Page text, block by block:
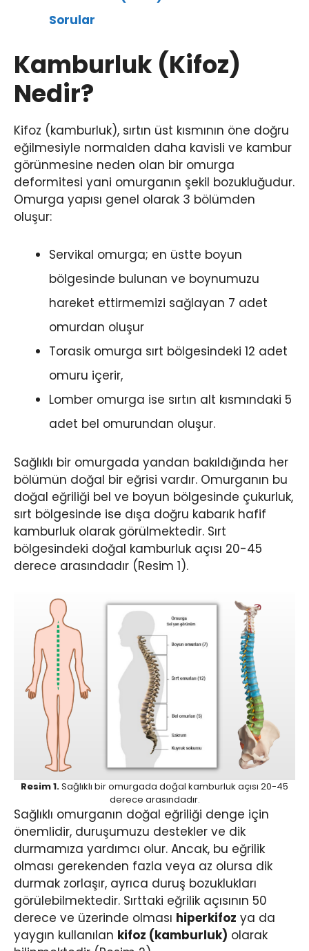
Sorular
Kamburluk (Kifoz)
Nedir?
Kifoz (kamburluk), sırtın üst kısmının öne doğru
eğilmesiyle normalden daha kavisli ve kambur
görünmesine neden olan bir omurga
deformitesi yani omurganın şekil bozukluğudur.
Omurga yapısı genel olarak 3 bölümden
oluşur:
Servikal omurga; en üstte boyun
bölgesinde bulunan ve boynumuzu
hareket ettirmemizi sağlayan 7 adet
omurdan oluşur
Torasik omurga sırt bölgesindeki 12 adet
omuru içerir,
Lomber omurga ise sırtın alt kısmındaki 5
adet bel omurundan oluşur.
Sağlıklı bir omurgada yandan bakıldığında her
bölümün doğal bir eğrisi vardır. Omurganın bu
doğal eğriliği bel ve boyun bölgesinde çukurluk,
sırt bölgesinde ise dışa doğru kabarık hafif
kamburluk olarak görülmektedir. Sırt
bölgesindeki doğal kamburluk açısı 20-45
derece arasındadır (Resim 1).
Resim 1.Sağlıklı bir omurgada doğal kamburluk açısı 20-45
derece arasındadır.
Sağlıklı omurganın doğal eğriliği denge için
önemlidir, duruşumuzu destekler ve dik
durmamıza yardımcı olur. Ancak, bu eğrilik
olması gerekenden fazla veya az olursa dik
durmak zorlaşır, ayrıca duruş bozuklukları
görülebilmektedir. Sırttaki eğrilik açısının 50
derece ve üzerinde olması hiperkifoz ya da
yaygın kullanılan kifoz (kamburluk) olarak